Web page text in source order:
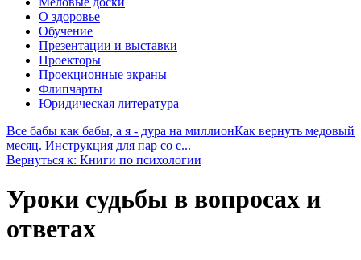
О здоровье
Обучение
Презентации и выставки
Проекторы
Проекционные экраны
Флипчарты
Юридическая литература
Все бабы как бабы, а я - дура на миллионКак вернуть медовый
месяц. Инструкция для пар со с...
Вернуться к: Книги по психологии
Уроки судьбы в вопросах и
ответах